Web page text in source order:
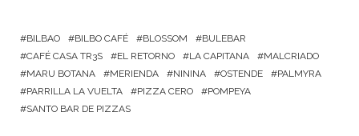
BILBAO BILBO CAFÉ BLOSSOM
BULEBAR
CAFÉ CASA TR3S
EL RETORNO LA CAPITANA
MALCRIADO
MARU BOTANA
MERIENDA NININA OSTENDE
PALMYRA
PARRILLA LA VUELTA
PIZZA CERO
POMPEYA
SANTO BAR DE PIZZAS